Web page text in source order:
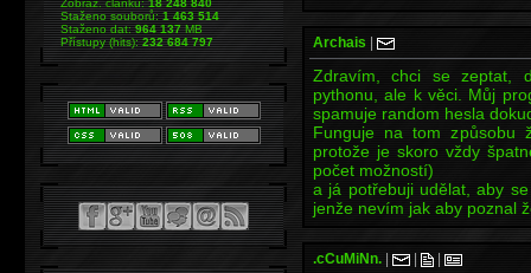
Archais
Zdravím, chci se zeptat,
pythonu, ale k věci. Můj
spamuje random hesla
Funguje na tom
protože je skoro vždy
počet možností)
a já potřebuji udělat, aby
jenže nevím jak aby poznal
.cCuMiNn.
Zobraz. článků:18 248 840
Staženo souborů:1 463 514
Staženo dat:964 137MB
Přístupy (hits):232 684 797